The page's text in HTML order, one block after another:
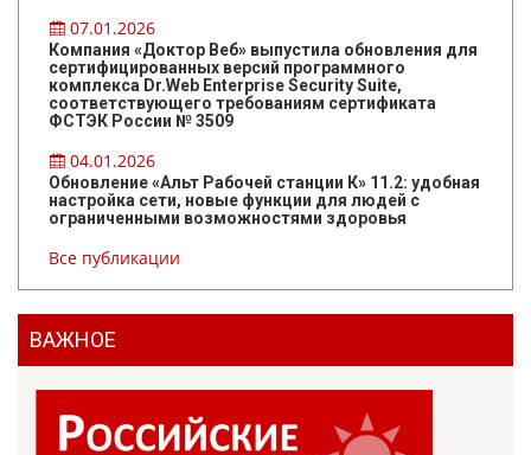
07.01.2026
Компания «Доктор Веб» выпустила обновления для
сертифицированных версий программного
комплекса Dr.Web Enterprise Security Suite,
соответствующего требованиям сертификата
ФСТЭК России № 3509
04.01.2026
Обновление «Альт Рабочей станции К» 11.2: удобная
настройка сети, новые функции для людей с
ограниченными возможностями здоровья
Все публикации
ВАЖНОЕ